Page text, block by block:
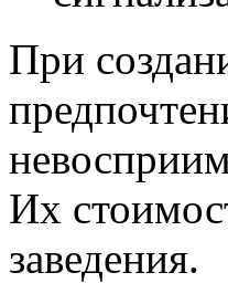
При
Их
заведения.